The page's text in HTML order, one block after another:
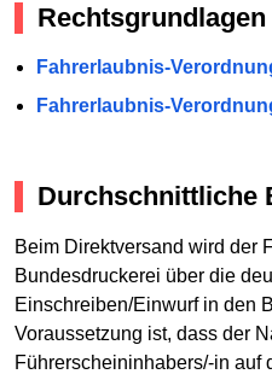
Rechtsgrundlagen
Fahrerlaubnis-
Fahrerlaubnis-
Durchschnittliche
Beim Direktversand wird der
Bundesdruckerei über die
Einschreiben/Einwurf in den
Voraussetzung ist, dass der
Führerscheininhabers/-in auf